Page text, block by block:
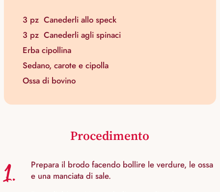
3 pz Canederli allo speck
3 pz Canederli agli spinaci
Erba cipollina
Sedano, carote e cipolla
Ossa di bovino
Procedimento
1.
Prepara il brodo facendo bollire le verdure, le ossa
e una manciata di sale.